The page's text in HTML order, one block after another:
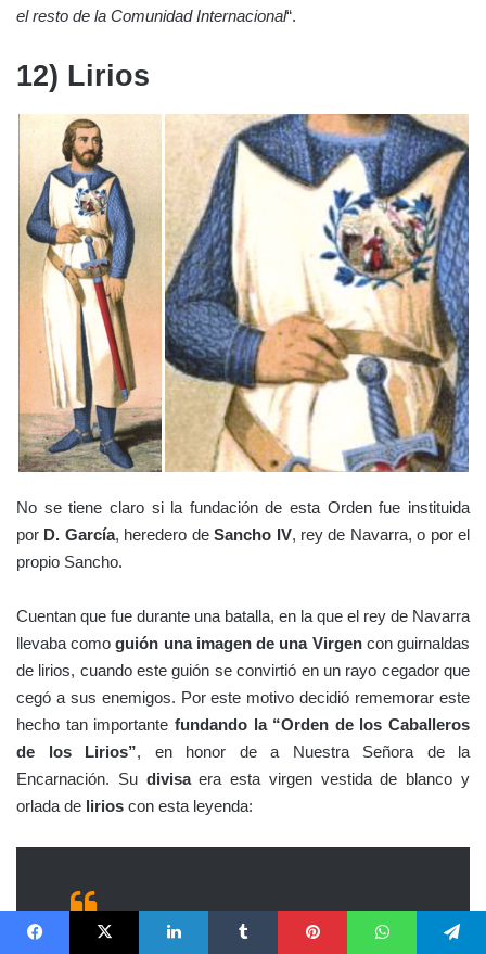
el resto de la Comunidad Internacional“.
12) Lirios
No se tiene claro si la fundación de esta Orden fue instituida
por D. García, heredero deSancho IV, rey de Navarra, o por el
propio Sancho.
Cuentan que fue durante una batalla, en la que el rey de Navarra
llevaba comoguión una imagen de una Virgencon guirnaldas
de lirios, cuando este guión se convirtió en un rayo cegador que
cegó a sus enemigos. Por este motivo decidió rememorar este
hecho tan importante fundando la “Orden de los Caballeros
de los Lirios”, en honor de a Nuestra Señora de la
Encarnación. Su divisaera esta virgen vestida de blanco y
orlada de lirios con esta leyenda: